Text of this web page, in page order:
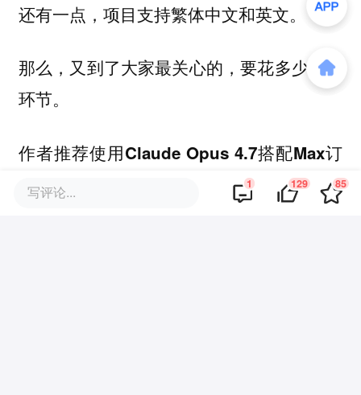
还有一点，项目支持繁体中文和英文。
那么，又到了大家最关心的，要花多少钱的
环节。
作者推荐使用Claude Opus 4.7搭配Max订
阅计划
写评论... 1 129 85